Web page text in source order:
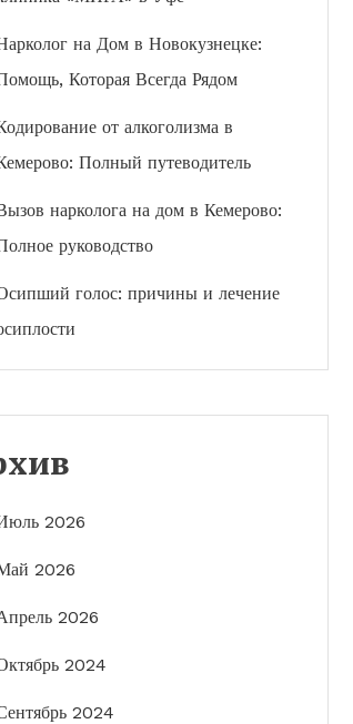
на Дом в Новокузнецке:
Которая Всегда Рядом
от алкоголизма в
Полный путеводитель
нарколога на дом в Кемерово:
руководство
голос: причины и лечение
2026
2026
2026
2024
2024